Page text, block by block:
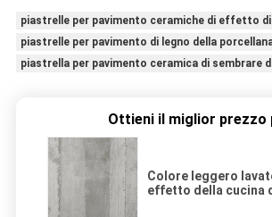
piastrelle per pavimento ceramiche di effetto di
piastrelle per pavimento di legno della
piastrella per pavimento ceramica di sembrare
Ottieni il miglior prezzo
Colore leggero
effetto della cucina